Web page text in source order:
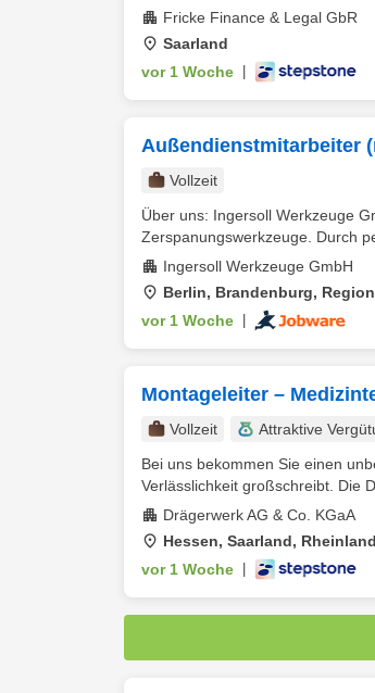
Fricke Finance & Legal GbR
Saarland
vor 1 Woche
Außendienstmitarbeiter
Vollzeit
Über uns: Ingersoll Werkzeuge
Zerspanungswerkzeuge. Durch
Ingersoll Werkzeuge GmbH
Berlin, Brandenburg,
vor 1 Woche
Montageleiter –
Vollzeit Attraktive
Bei uns bekommen Sie einen
Verlässlichkeit großschreibt. Die
Drägerwerk AG & Co. KGaA
Hessen, Saarland,
vor 1 Woche